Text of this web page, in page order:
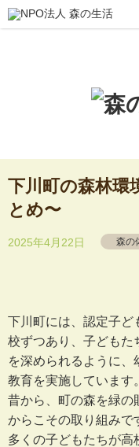
下川町の森林環
とめ〜
2025年4月22日 森の
下川町には、認定子ど
校ずつあり、子どもた
を深められるように
教育を実施しています。
昔から、町の森を緑の
からこその取り組みで
多くの子どもたちが高